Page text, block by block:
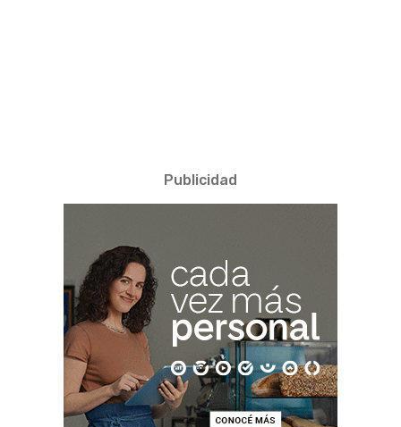
Publicidad